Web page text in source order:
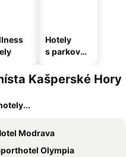
Hotely
s parkován
Kašperské Hory
Modrava
Olympia